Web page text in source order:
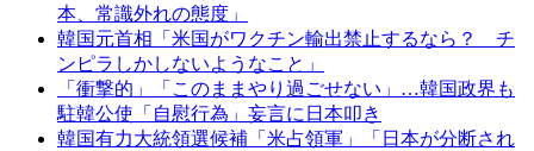
本、常識外れの態度」
韓国元首相「米国がワクチン輸出禁止するなら？ チ
ンピラしかしないようなこと」
「衝撃的」「このままやり過ごせない」…韓国政界も
駐韓公使「自慰行為」妄言に日本叩き
韓国有力大統領選候補「米占領軍」「日本が分断され